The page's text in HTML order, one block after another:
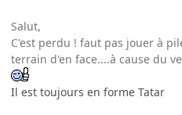
Salut,
C'est perdu ! faut pas jouer à
terrain d'en face....à cause du
Il est toujours en forme Tatar